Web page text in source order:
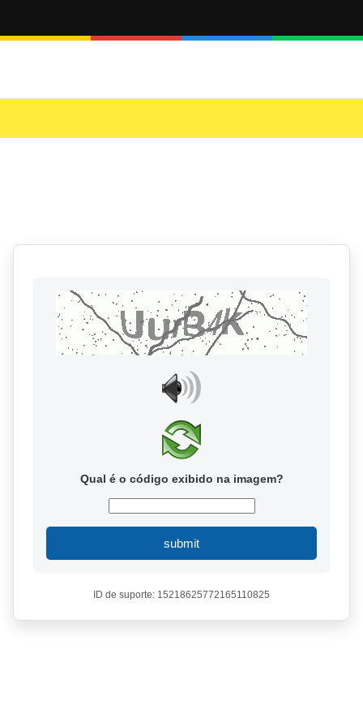
Qual é o código exibido na imagem?
submit
ID de suporte: 15218625772165110825